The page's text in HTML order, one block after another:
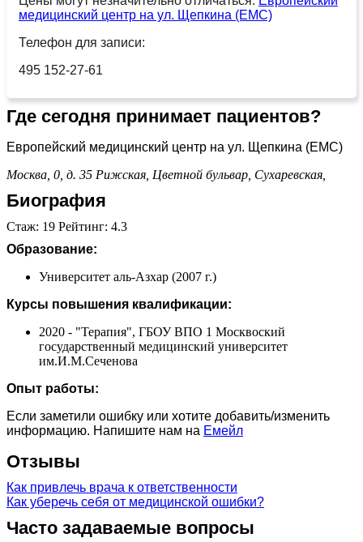
медицинский центр на ул. Щепкина (ЕМС)
Телефон для записи:
495 152-27-61
Где сегодня принимает пациентов?
Европейский медицинский центр на ул. Щепкина (ЕМС)
Москва, 0, д. 35 Рижская, Цветной бульвар, Сухаревская,
Биография
Стаж: 19 Рейтинг: 4.3
Образование:
Университет аль-Азхар (2007 г.)
Курсы повышения квалификации:
2020 - "Терапия", ГБОУ ВПО 1 Москвоский
государственный медицинский университет
им.И.М.Сеченова
Опыт работы:
Если заметили ошибку или хотите добавить/изменить
информацию. Напишите нам на Емейл
Отзывы
Как привлечь врача к ответственности
Как уберечь себя от медицинской ошибки?
Часто задаваемые вопросы